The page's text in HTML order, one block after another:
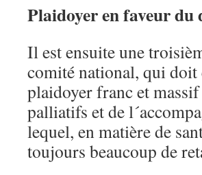
Plaidoyer en faveur du
Il est ensuite une
comité national, qui doit
plaidoyer franc et
palliatifs et de
lequel, en matière de
toujours beaucoup de